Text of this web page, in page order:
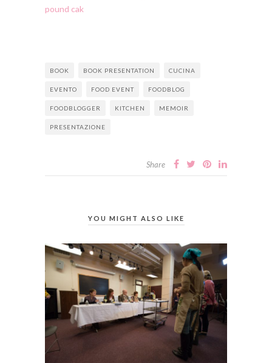
pound cak
BOOK BOOK PRESENTATION CUCINA
EVENTO FOOD EVENT FOODBLOG
FOODBLOGGER KITCHEN MEMOIR
PRESENTAZIONE
Share
YOU MIGHT ALSO LIKE